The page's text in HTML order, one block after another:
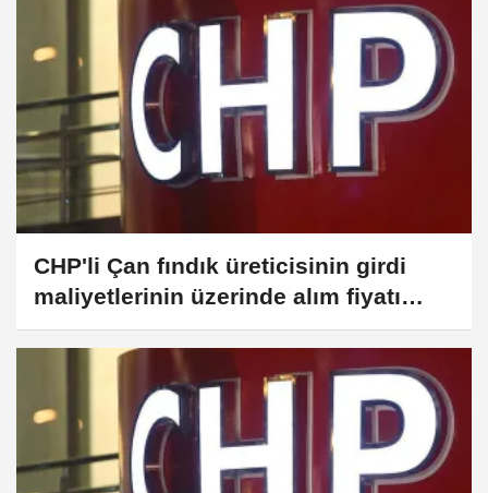
CHP'li Çan fındık üreticisinin girdi
maliyetlerinin üzerinde alım fiyatı
beklediğini söyledi